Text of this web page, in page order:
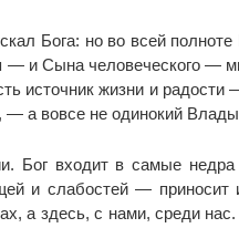
Бога: но во всей
и Сына человеческого —
источник жизни и радости
— а вовсе не одинокий
Бог входит в самые недра
и слабостей — приносит
а здесь, с нами, среди